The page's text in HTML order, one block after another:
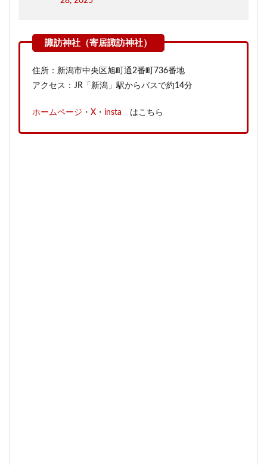
住所：新潟市中央区旭町通2番町736番地
アクセス：JR「新潟」駅からバスで約14分
ホームページ ・ X ・ insta はこちら